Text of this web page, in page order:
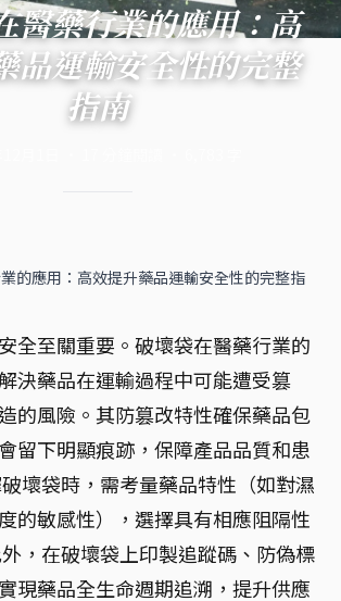
醫藥行業的應用：高
品運輸安全性的完整
指南
的應用：高效提升藥品運輸安全性的完整指
全至關重要。破壞袋在醫藥行業的
決藥品在運輸過程中可能遭受篡
的風險。其防篡改特性確保藥品包
留下明顯痕跡，保障產品品質和患
壞袋時，需考量藥品特性（如對濕
的敏感性），選擇具有相應阻隔性
，在破壞袋上印製追蹤碼、防偽標
現藥品全生命週期追溯，提升供應